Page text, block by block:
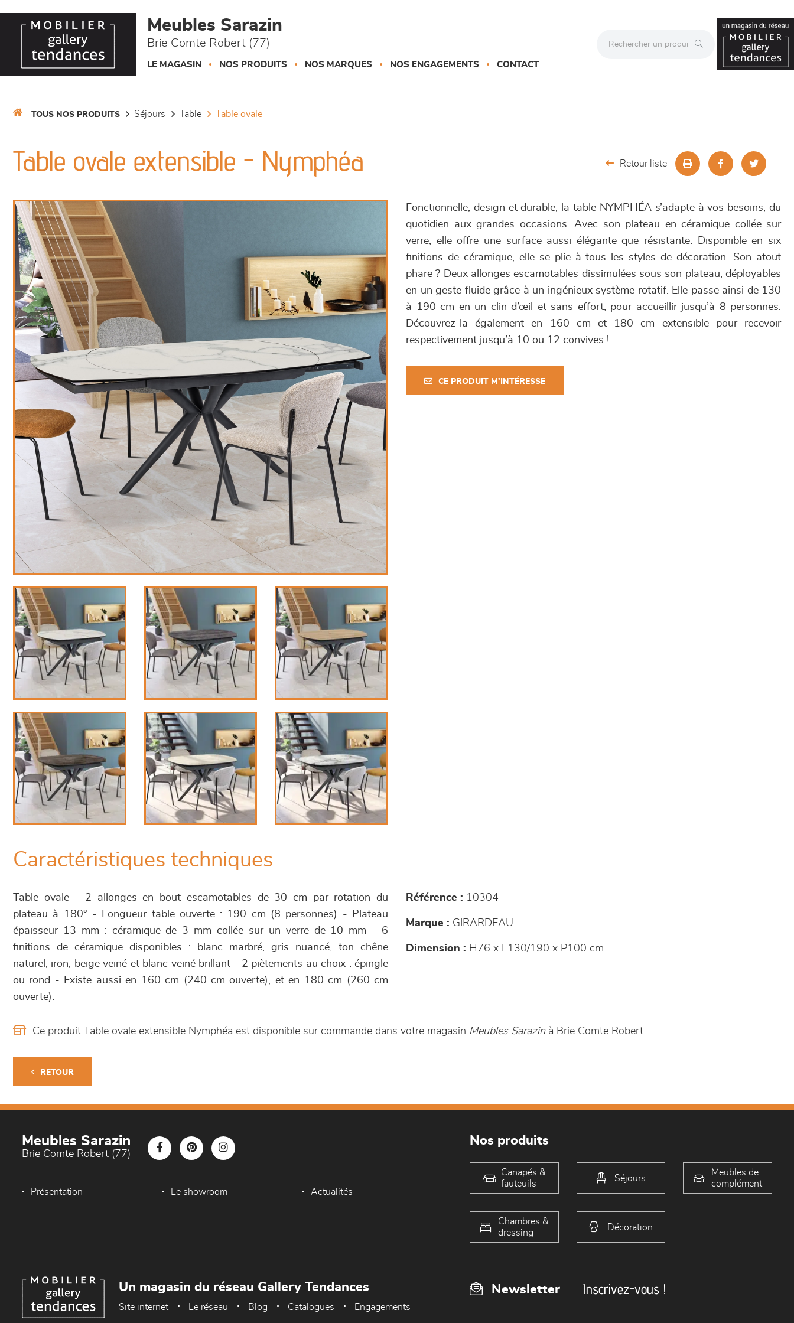
Meubles Sarazin
Brie Comte Robert (77)
LE MAGASIN NOS PRODUITS NOS MARQUES NOS ENGAGEMENTS CONTACT
TOUS NOS PRODUITS séjours table table ovale
Table ovale extensible - Nymphéa Retour liste
Fonctionnelle, design et durable, la table NYMPHÉA s’adapte à vos besoins, du
quotidien aux grandes occasions. Avec son plateau en céramique collée sur
verre, elle offre une surface aussi élégante que résistante. Disponible en six
finitions de céramique, elle se plie à tous les styles de décoration. Son atout
phare ? Deux allonges escamotables dissimulées sous son plateau, déployables
en un geste fluide grâce à un ingénieux système rotatif. Elle passe ainsi de 130
à 190 cm en un clin d’œil et sans effort, pour accueillir jusqu’à 8 personnes.
Découvrez-la également en 160 cm et 180 cm extensible pour recevoir
respectivement jusqu’à 10 ou 12 convives !
CE PRODUIT M'INTÉRESSE
Caractéristiques techniques
Table ovale - 2 allonges en bout escamotables de 30 cm par rotation du
plateau à 180° - Longueur table ouverte : 190 cm (8 personnes) - Plateau
épaisseur 13 mm : céramique de 3 mm collée sur un verre de 10 mm - 6
finitions de céramique disponibles : blanc marbré, gris nuancé, ton chêne
naturel, iron, beige veiné et blanc veiné brillant - 2 piètements au choix : épingle
ou rond - Existe aussi en 160 cm (240 cm ouverte), et en 180 cm (260 cm
ouverte).
Référence : 10304
Marque : GIRARDEAU
Dimension : H76 x L130/190 x P100 cm
Ce produit Table ovale extensible Nymphéa est disponible sur commande dans votre magasin Meubles Sarazinà Brie Comte Robert
RETOUR
Meubles Sarazin
Brie Comte Robert (77)
Présentation Le showroom Actualités
Nos produits
Canapés &
fauteuils
Séjours
Meubles de
complément
Chambres &
dressing
Décoration
Newsletter Inscrivez-vous !
Un magasin du réseau Gallery Tendances
Site internet Le réseau Blog Catalogues Engagements